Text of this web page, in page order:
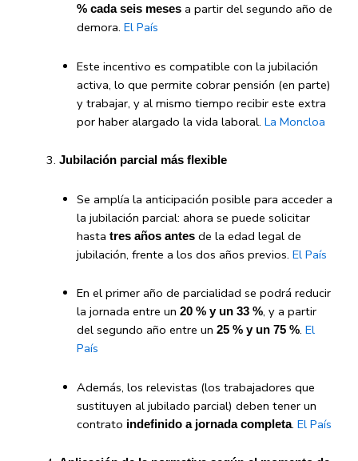
% cada seis mesesa partir del segundo año de
demora. El País
Este incentivo es compatible con la jubilación
activa, lo que permite cobrar pensión (en parte)
y trabajar, y al mismo tiempo recibir este extra
por haber alargado la vida laboral. La Moncloa
Jubilación parcial más flexible
Se amplía la anticipación posible para acceder a
la jubilación parcial: ahora se puede solicitar
hasta tres años antesde la edad legal de
jubilación, frente a los dos años previos. El País
En el primer año de parcialidad se podrá reducir
la jornada entre un 20 % y un 33 %, y a partir
del segundo año entre un 25 % y un 75 %. El
País
Además, los relevistas (los trabajadores que
sustituyen al jubilado parcial) deben tener un
contrato indefinido a jornada completa. El País